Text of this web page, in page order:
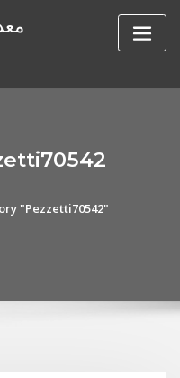
"Pezzetti70542"